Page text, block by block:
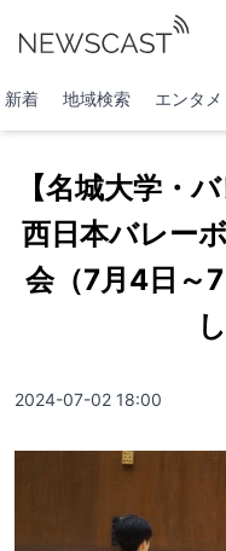
新着 地域検索 エンタメ
【名城大学・
西日本バレー
会（7月4日～
2024-07-02 18:00